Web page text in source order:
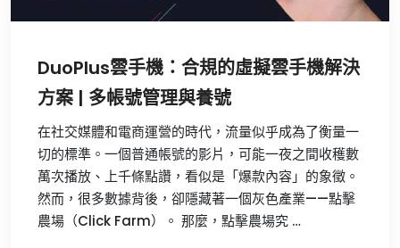
DuoPlus雲手機：合規的虛擬雲手機解決
方案 | 多帳號管理與養號
在社交媒體和電商運營的時代，流量似乎成為了衡量一
切的標準。一個普通帳號的影片，可能一夜之間收穫數
萬次播放、上千條點讚，看似是「爆款內容」的象徵。
然而，很多數據背後，卻隱藏著一個灰色產業——點擊
農場（Click Farm）。 那麼，點擊農場究 …